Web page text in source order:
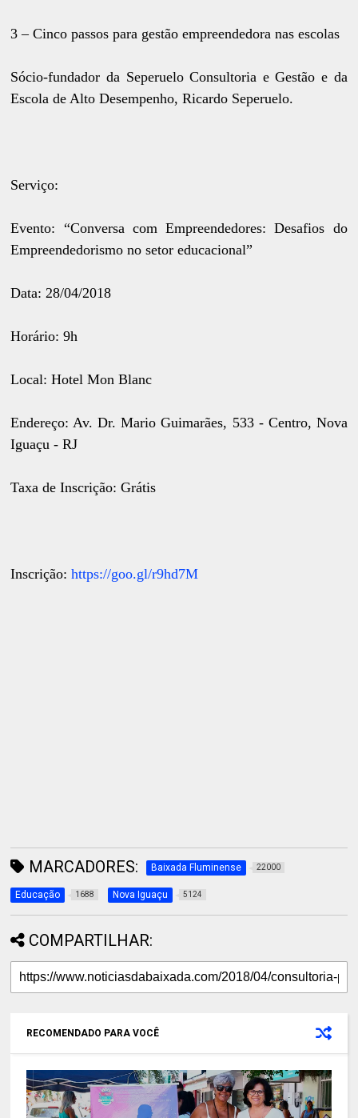
3 – Cinco passos para gestão empreendedora nas escolas
Sócio-fundador da Seperuelo Consultoria e Gestão e da
Escola de Alto Desempenho, Ricardo Seperuelo.
Serviço:
Evento: “Conversa com Empreendedores: Desafios do
Empreendedorismo no setor educacional”
Data: 28/04/2018
Horário: 9h
Local: Hotel Mon Blanc
Endereço: Av. Dr. Mario Guimarães, 533 - Centro, Nova
Iguaçu - RJ
Taxa de Inscrição: Grátis
Inscrição:https://goo.gl/r9hd7M
MARCADORES: Baixada Fluminense 22000
Educação 1688 Nova Iguaçu 5124
COMPARTILHAR:
RECOMENDADO PARA VOCÊ